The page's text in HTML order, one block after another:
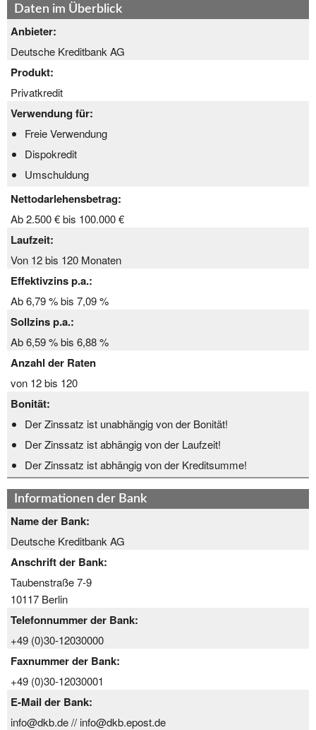
Daten im Überblick
Anbieter:
Deutsche Kreditbank AG
Produkt:
Privatkredit
Verwendung für:
Freie Verwendung
Dispokredit
Umschuldung
Nettodarlehensbetrag:
Ab 2.500 € bis 100.000 €
Laufzeit:
Von 12 bis 120 Monaten
Effektivzins p.a.:
Ab 6,79 % bis 7,09 %
Sollzins p.a.:
Ab 6,59 % bis 6,88 %
Anzahl der Raten
von 12 bis 120
Bonität:
Der Zinssatz ist unabhängig von der Bonität!
Der Zinssatz ist abhängig von der Laufzeit!
Der Zinssatz ist abhängig von der Kreditsumme!
Informationen der Bank
Name der Bank:
Deutsche Kreditbank AG
Anschrift der Bank:
Taubenstraße 7-9
10117 Berlin
Telefonnummer der Bank:
+49 (0)30-12030000
Faxnummer der Bank:
+49 (0)30-12030001
E-Mail der Bank:
info@dkb.de // info@dkb.epost.de